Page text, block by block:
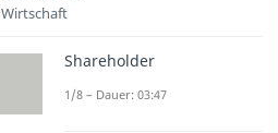
Wirtschaft
Shareholder
1/8 – Dauer: 03:47